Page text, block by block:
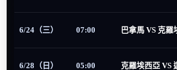
6/24（三） 07:00 巴拿馬 VS 克羅
6/28（日） 05:00 克羅埃西亞 VS